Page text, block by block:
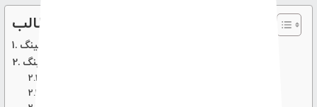
فهرست محتوای مطالب
منابع فارسی و انگلیسی دیجیتال مارکتینگ